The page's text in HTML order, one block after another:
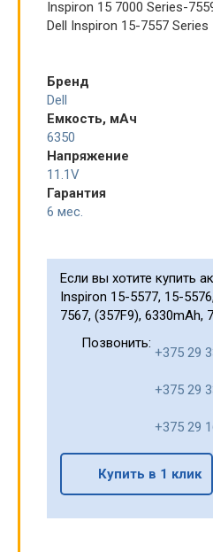
Inspiron 15 7000 Series-
Dell Inspiron 15-7557 Series
Бренд
Dell
Емкость, мАч
6350
Напряжение
11.1V
Гарантия
6 мес.
Если вы хотите купить
Inspiron 15-5577, 15-
7567, (357F9), 6330mAh,
Позвонить:
+375 29
+375 29
+375 29
Купить в 1 клик